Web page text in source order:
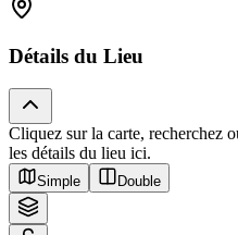
Détails du Lieu
Cliquez sur la carte, recherchez
les détails du lieu ici.
Tiles © Esri — Source: Esri, i-cubed,
Getmapping, Aerogrid, IGN, IGP,
Simple Double